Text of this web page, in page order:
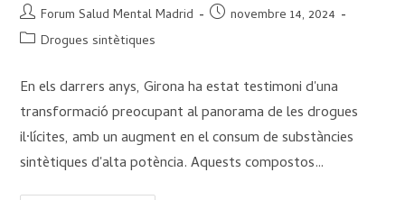
Forum Salud Mental Madrid
novembre 14, 2024
Drogues sintètiques
En els darrers anys, Girona ha estat testimoni d'una
transformació preocupant al panorama de les drogues
il·lícites, amb un augment en el consum de substàncies
sintètiques d'alta potència. Aquests compostos…